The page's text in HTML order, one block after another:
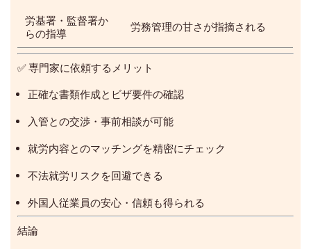
労基署・監督署か
らの指導
労務管理の甘さが指摘される
✅ 専門家に依頼するメリット
正確な書類作成とビザ要件の確認
入管との交渉・事前相談が可能
就労内容とのマッチングを精密にチェック
不法就労リスクを回避できる
外国人従業員の安心・信頼も得られる
結論